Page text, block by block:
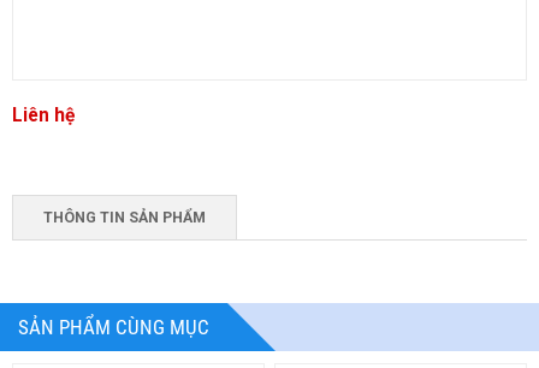
Liên hệ
THÔNG TIN SẢN PHẨM
SẢN PHẨM CÙNG MỤC